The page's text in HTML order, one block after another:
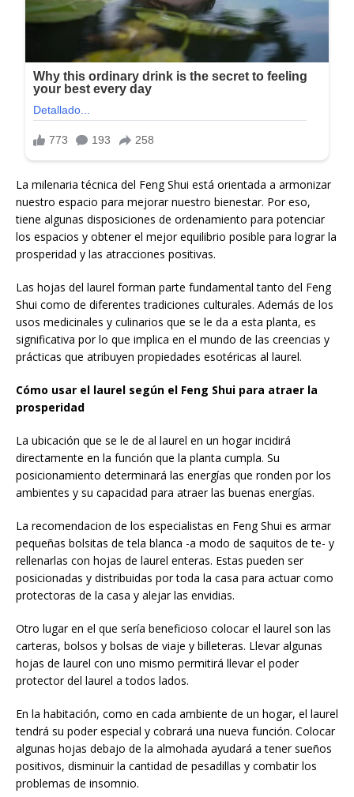
La milenaria técnica del Feng Shui está orientada a armonizar
nuestro espacio para mejorar nuestro bienestar. Por eso,
tiene algunas disposiciones de ordenamiento para potenciar
los espacios y obtener el mejor equilibrio posible para lograr la
prosperidad y las atracciones positivas.
Las hojas del laurel forman parte fundamental tanto del Feng
Shui como de diferentes tradiciones culturales. Además de los
usos medicinales y culinarios que se le da a esta planta, es
significativa por lo que implica en el mundo de las creencias y
prácticas que atribuyen propiedades esotéricas al laurel.
Cómo usar el laurel según el Feng Shui para atraer la
prosperidad
La ubicación que se le de al laurel en un hogar incidirá
directamente en la función que la planta cumpla. Su
posicionamiento determinará las energías que ronden por los
ambientes y su capacidad para atraer las buenas energías.
La recomendacion de los especialistas en Feng Shui es armar
pequeñas bolsitas de tela blanca -a modo de saquitos de te- y
rellenarlas con hojas de laurel enteras. Estas pueden ser
posicionadas y distribuidas por toda la casa para actuar como
protectoras de la casa y alejar las envidias.
Otro lugar en el que sería beneficioso colocar el laurel son las
carteras, bolsos y bolsas de viaje y billeteras. Llevar algunas
hojas de laurel con uno mismo permitirá llevar el poder
protector del laurel a todos lados.
En la habitación, como en cada ambiente de un hogar, el laurel
tendrá su poder especial y cobrará una nueva función. Colocar
algunas hojas debajo de la almohada ayudará a tener sueños
positivos, disminuir la cantidad de pesadillas y combatir los
problemas de insomnio.